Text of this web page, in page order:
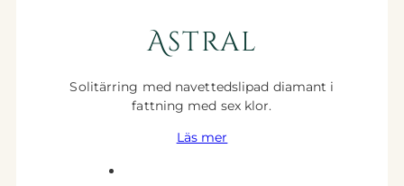
Astral
Solitärring med navettedslipad diamant i
fattning med sex klor.
Läs mer